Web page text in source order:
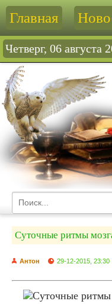
Главная
Четверг, 06 августа
Суточные ритмы
Антон 29-12-2015, 23:30